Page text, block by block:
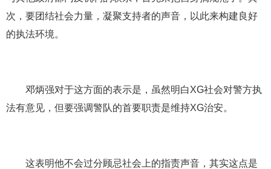
次，要团结社会力量，凝聚支持者的声音，以此来构建良好
的执法环境。
邓炳强对于这方面的表示是，虽然明白XG社会对警方执
法有意见，但要强调警队的首要职责是维持XG治安。
这表明他不会过分顾忌社会上的指责声音，其实这点是